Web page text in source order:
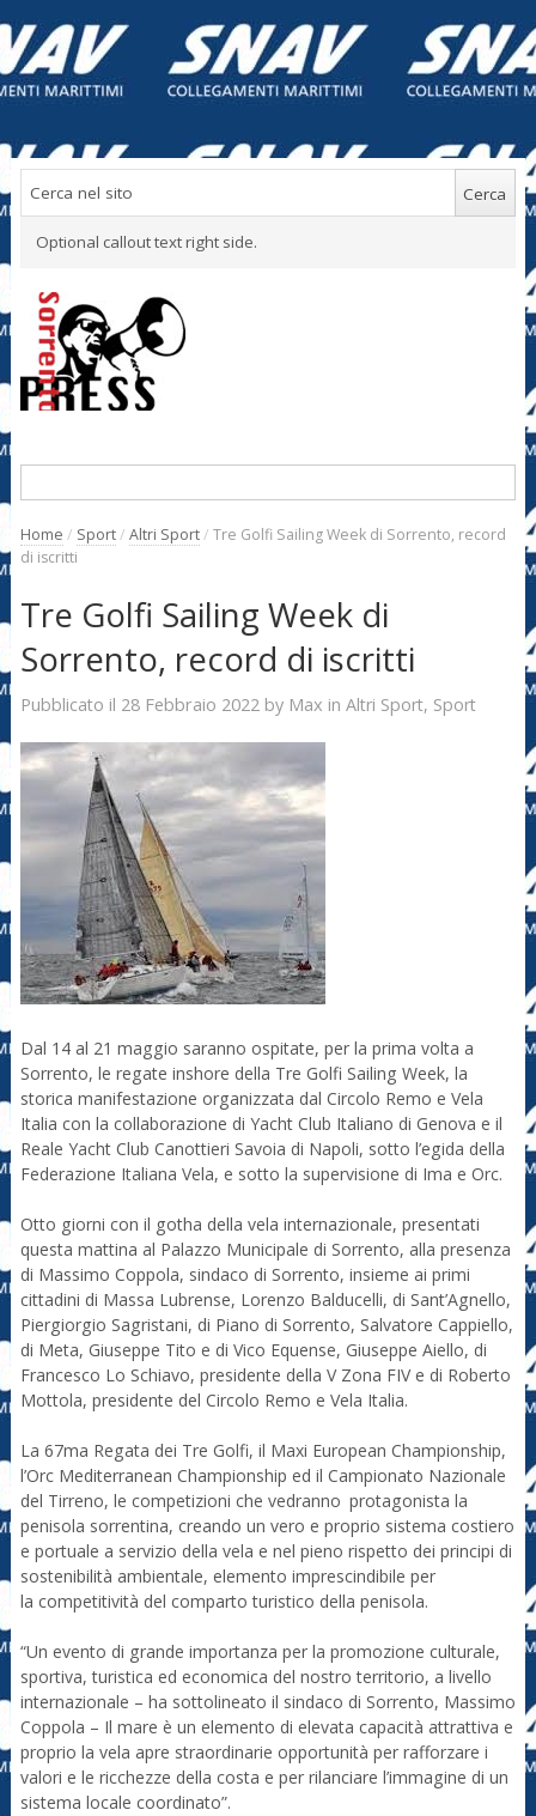
Optional callout text right side.
Home / Sport/ Altri Sport/ Tre Golfi Sailing Week di Sorrento, record
di iscritti
Tre Golfi Sailing Week di
Sorrento, record di iscritti
Pubblicato il 28 Febbraio 2022by Max in Altri Sport, Sport
Dal 14 al 21 maggio saranno ospitate, per la prima volta a
Sorrento, le regate inshore della Tre Golfi Sailing Week, la
storica manifestazione organizzata dal Circolo Remo e Vela
Italia con la collaborazione di Yacht Club Italiano di Genova e il
Reale Yacht Club Canottieri Savoia di Napoli, sotto l’egida della
Federazione Italiana Vela, e sotto la supervisione di Ima e Orc.
Otto giorni con il gotha della vela internazionale, presentati
questa mattina al Palazzo Municipale di Sorrento, alla presenza
di Massimo Coppola, sindaco di Sorrento, insieme ai primi
cittadini di Massa Lubrense, Lorenzo Balducelli, di Sant’Agnello,
Piergiorgio Sagristani, di Piano di Sorrento, Salvatore Cappiello,
di Meta, Giuseppe Tito e di Vico Equense, Giuseppe Aiello, di
Francesco Lo Schiavo, presidente della V Zona FIV e di Roberto
Mottola, presidente del Circolo Remo e Vela Italia.
La 67ma Regata dei Tre Golfi, il Maxi European Championship,
l’Orc Mediterranean Championship ed il Campionato Nazionale
del Tirreno, le competizioni che vedranno protagonista la
penisola sorrentina, creando un vero e proprio sistema costiero
e portuale a servizio della vela e nel pieno rispetto dei principi di
sostenibilità ambientale, elemento imprescindibile per
la competitività del comparto turistico della penisola.
“Un evento di grande importanza per la promozione culturale,
sportiva, turistica ed economica del nostro territorio, a livello
internazionale – ha sottolineato il sindaco di Sorrento, Massimo
Coppola – Il mare è un elemento di elevata capacità attrattiva e
proprio la vela apre straordinarie opportunità per rafforzare i
valori e le ricchezze della costa e per rilanciare l’immagine di un
sistema locale coordinato”.